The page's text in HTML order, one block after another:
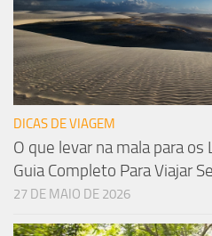
DICAS DE VIAGEM
O que levar na mala para
Guia Completo Para Viajar
27 DE MAIO DE 2026